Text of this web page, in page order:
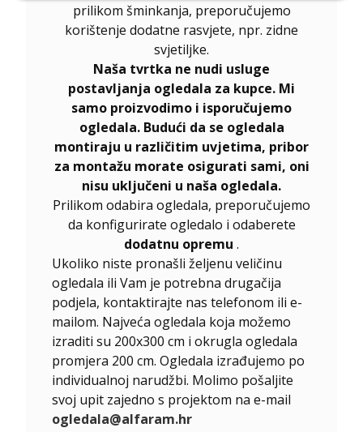
prilikom šminkanja, preporučujemo
korištenje dodatne rasvjete, npr. zidne
svjetiljke.
Naša tvrtka ne nudi usluge
postavljanja ogledala za kupce. Mi
samo proizvodimo i isporučujemo
ogledala. Budući da se ogledala
montiraju u različitim uvjetima, pribor
za montažu morate osigurati sami, oni
nisu uključeni u naša ogledala.
Prilikom odabira ogledala, preporučujemo
da konfigurirate ogledalo i odaberete
dodatnu opremu .
Ukoliko niste pronašli željenu veličinu
ogledala ili Vam je potrebna drugačija
podjela, kontaktirajte nas telefonom ili e-
mailom. Najveća ogledala koja možemo
izraditi su 200x300 cm i okrugla ogledala
promjera 200 cm. Ogledala izrađujemo po
individualnoj narudžbi. Molimo pošaljite
svoj upit zajedno s projektom na e-mail
ogledala@alfaram.hr